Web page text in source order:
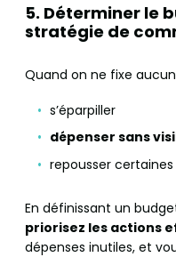
5. Déterminer le
stratégie de
Quand on ne fixe
s’éparpiller
dépenser sans
repousser
En définissant un
priorisez les actions
dépenses inutiles, et